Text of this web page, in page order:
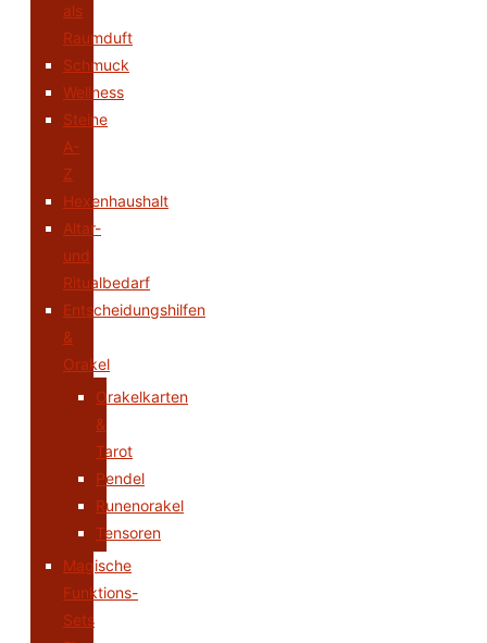
als
Raumduft
Schmuck
Wellness
Steine
A-
Z
Hexenhaushalt
Altar-
und
Ritualbedarf
Entscheidungshilfen
&
Orakel
Orakelkarten
&
Tarot
Pendel
Runenorakel
Tensoren
Magische
Funktions-
Sets